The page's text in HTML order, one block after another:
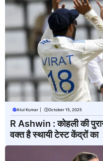
Atul Kumar October 15, 2025
R Ashwin : कोहली की
वक्त है स्थायी टेस्ट केंद्रों का